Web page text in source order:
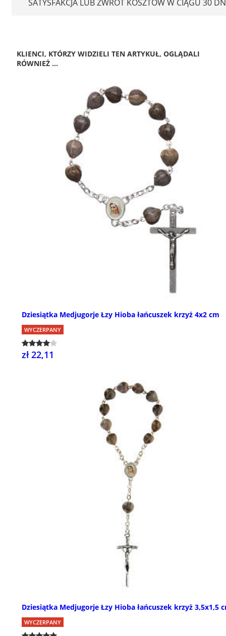
SATYSFAKCJA LUB ZWROT KOSZTÓW W CIĄGU 30
KLIENCI, KTÓRZY WIDZIELI TEN ARTYKUŁ, OGLĄDALI
RÓWNIEŻ ...
Dziesiątka Medjugorje Łzy Hioba łańcuszek krzyż 4x2 cm
WYCZERPANY
zł 22,11
Dziesiątka Medjugorje Łzy Hioba łańcuszek krzyż 3,5x1,5
WYCZERPANY